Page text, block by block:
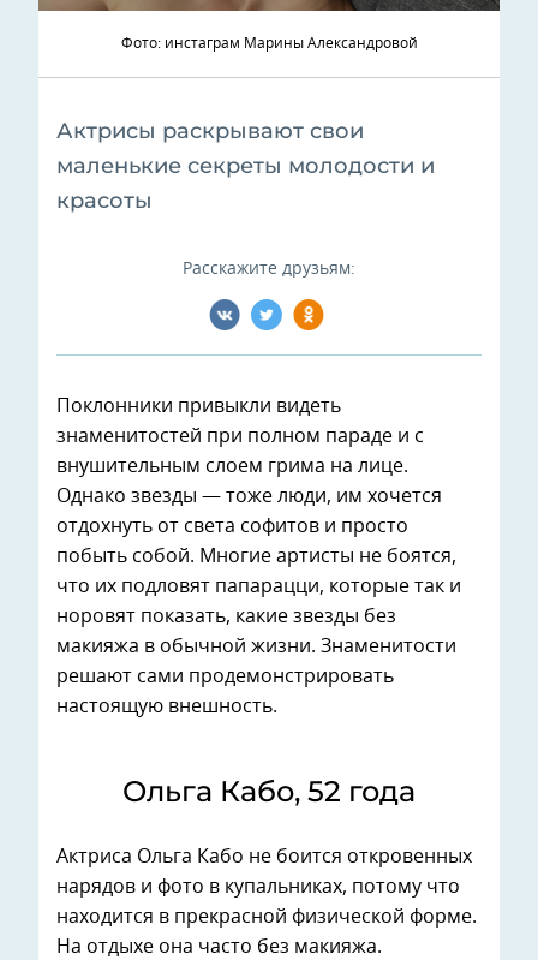
Фото: инстаграм Марины Александровой
Актрисы раскрывают свои
маленькие секреты молодости и
красоты
Расскажите друзьям:
Поклонники привыкли видеть
знаменитостей при полном параде и с
внушительным слоем грима на лице.
Однако звезды — тоже люди, им хочется
отдохнуть от света софитов и просто
побыть собой. Многие артисты не боятся,
что их подловят папарацци, которые так и
норовят показать, какие звезды без
макияжа в обычной жизни. Знаменитости
решают сами продемонстрировать
настоящую внешность.
Ольга Кабо, 52 года
Актриса Ольга Кабо не боится откровенных
нарядов и фото в купальниках, потому что
находится в прекрасной физической форме.
На отдыхе она часто без макияжа.